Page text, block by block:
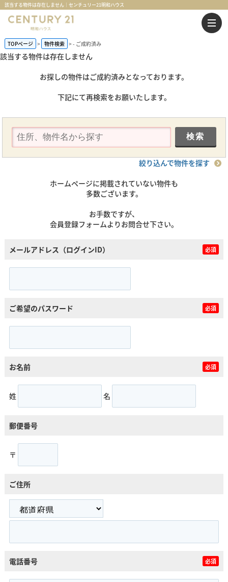
該当する物件は存在しません｜センチュリー21明和ハウス
TOPページ 物件検索 - ご成約済み
該当する物件は存在しません
お探しの物件はご成約済みとなっております。
下記にて再検索をお願いたします。
絞り込んで物件を探す
ホームページに掲載されていない物件も
多数ございます。
お手数ですが、
会員登録フォームよりお問合せ下さい。
メールアドレス（ログインID） 必須
ご希望のパスワード 必須
お名前 必須
姓 名
郵便番号
〒
ご住所
電話番号 必須